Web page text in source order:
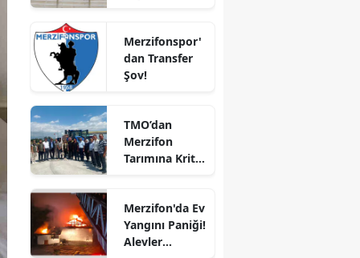
Çanakkale
Çankırı
Denizli
Edirne
Elazığ
Ziyaret
Merzifonspor'
dan Transfer
Şov!
TMO’dan
Merzifon
Tarımına Kritik
Merzifon'da Ev
Yangını Paniği!
Alevler